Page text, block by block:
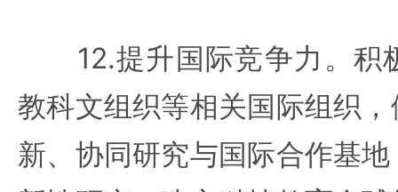
12.提升国际竞争力。积
教科文组织等相关国际组织
新、协同研究与国际合作基